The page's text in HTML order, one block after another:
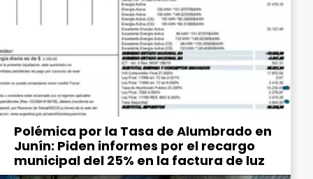
Polémica por la Tasa de Alumbrado en
Junín: Piden informes por el recargo
municipal del 25% en la factura de luz